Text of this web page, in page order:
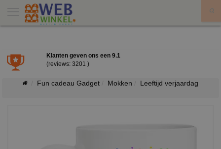
Klanten geven ons een 9.1
(reviews: 3201 )
Fun cadeau Gadget Mokken Leeftijd verjaardag